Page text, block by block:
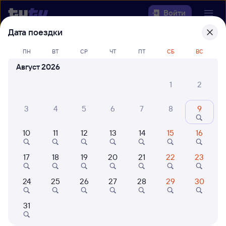
Войти
Выберите день, чтобы найтиж/д
билеты Залари — Кинель
Куда
Когда
Кто едет
Найти поезда
Дата поездки
ПН ВТ СР ЧТ ПТ СБ ВС
Август 2026
1
2
3 4 5 6 7 8 9
10 11 12 13 14 15 16
17 18 19 20 21 22 23
24 25 26 27 28 29 30
31